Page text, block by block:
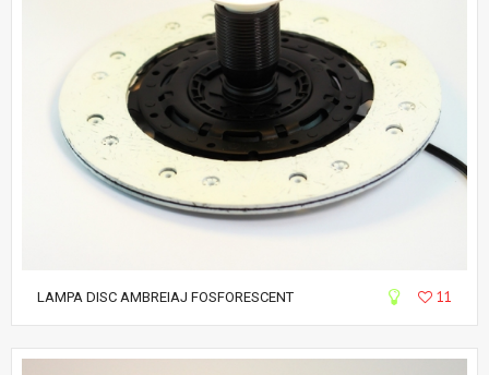
LAMPA DISC AMBREIAJ FOSFORESCENT 11